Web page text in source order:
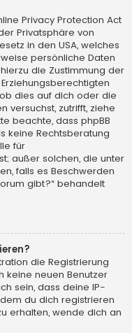
Privacy Protection Act
Privatsphäre von
in den USA, welches
persönliche Daten
die Zustimmung der
dies auf dich oder die
versuchst, zutrifft, ziehe
beachte, dass phpBB
keine Rechtsberatung
für
außer solchen, die unter
falls es Beschwerden
gibt?“ behandelt
die Registrierung
keine neuen Benutzer
sein, dass deine IP-
du dich registrieren
erhalten, wende dich an